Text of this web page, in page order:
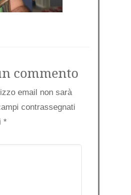
commento
email non sarà
contrassegnati
*